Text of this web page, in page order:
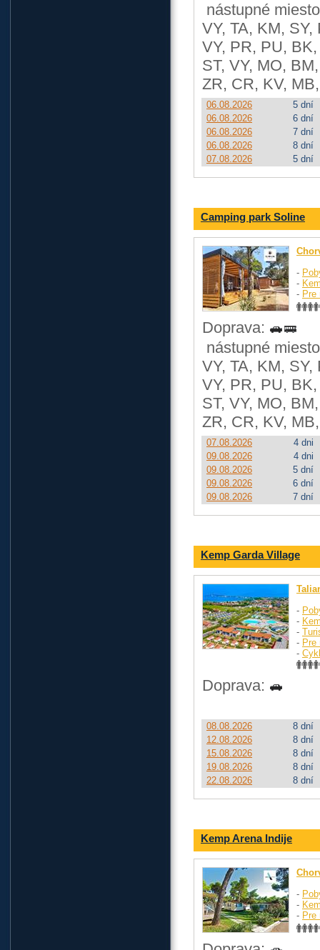
nástupné
VY, TA, KM,
VY, PR, PU,
ST, VY, MO,
ZR, CR, KV,
06.08.2026
5 dní
06.08.2026
6 dní
06.08.2026
7 dní
06.08.2026
8 dní
07.08.2026
5 dní
Camping park Soline
-
-
- Pre
Doprava:
nástupné
VY, TA, KM,
VY, PR, PU,
ST, VY, MO,
ZR, CR, KV,
07.08.2026
4 dni
09.08.2026
4 dni
09.08.2026
5 dní
09.08.2026
6 dní
09.08.2026
7 dní
Kemp Garda Village
-
-
-
- Pre
-
Doprava:
08.08.2026
8 dní
12.08.2026
8 dní
15.08.2026
8 dní
19.08.2026
8 dní
22.08.2026
8 dní
Kemp Arena Indije
-
-
- Pre